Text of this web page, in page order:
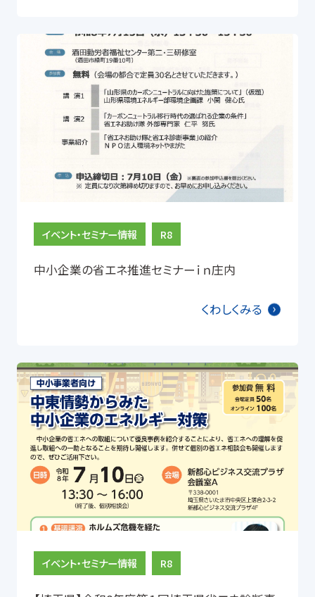
イベント・セミナー情報 R8
中小企業の省エネ推進セミナーｉｎ庄内
くわしくみる
イベント・セミナー情報 R8